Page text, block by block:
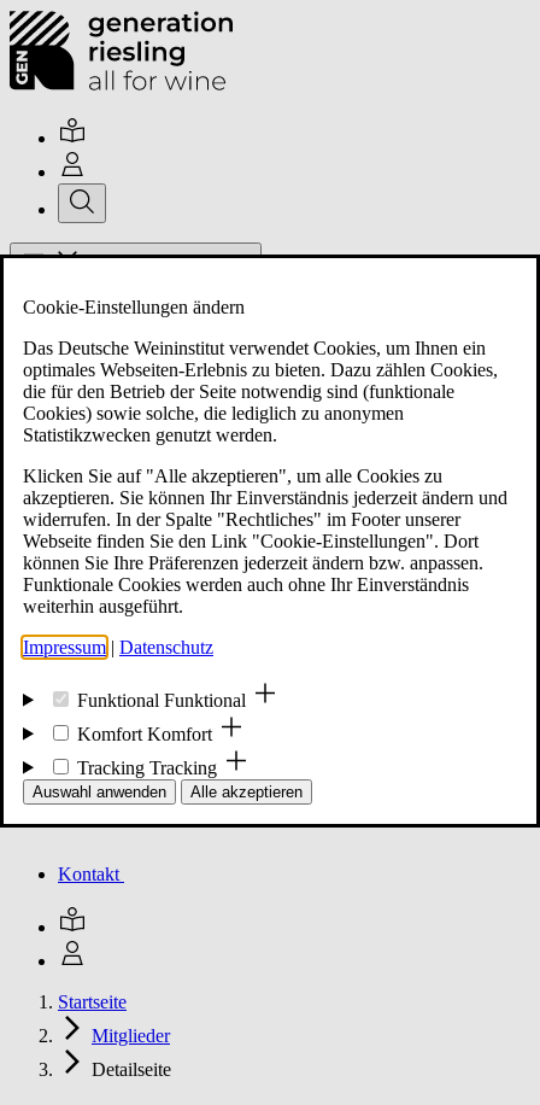
Über uns
Mitglieder
Mitglied werden
Events
Unsere Meldungen
Kontakt
Startseite
Mitglieder
Detailseite
Cookie-Einstellungen ändern
Das Deutsche Weininstitut verwendet Cookies, um Ihnen ein
optimales Webseiten-Erlebnis zu bieten. Dazu zählen Cookies,
die für den Betrieb der Seite notwendig sind (funktionale
Cookies) sowie solche, die lediglich zu anonymen
Statistikzwecken genutzt werden.
Klicken Sie auf "Alle akzeptieren", um alle Cookies zu
akzeptieren. Sie können Ihr Einverständnis jederzeit ändern und
widerrufen. In der Spalte "Rechtliches" im Footer unserer
Webseite finden Sie den Link "Cookie-Einstellungen". Dort
können Sie Ihre Präferenzen jederzeit ändern bzw. anpassen.
Funktionale Cookies werden auch ohne Ihr Einverständnis
weiterhin ausgeführt.
Impressum | Datenschutz
Funktional Funktional
Komfort Komfort
Tracking Tracking
Auswahl anwenden Alle akzeptieren